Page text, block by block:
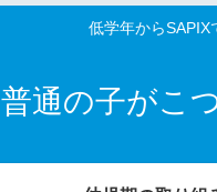
低学年からSAPIX
普通の子がこ